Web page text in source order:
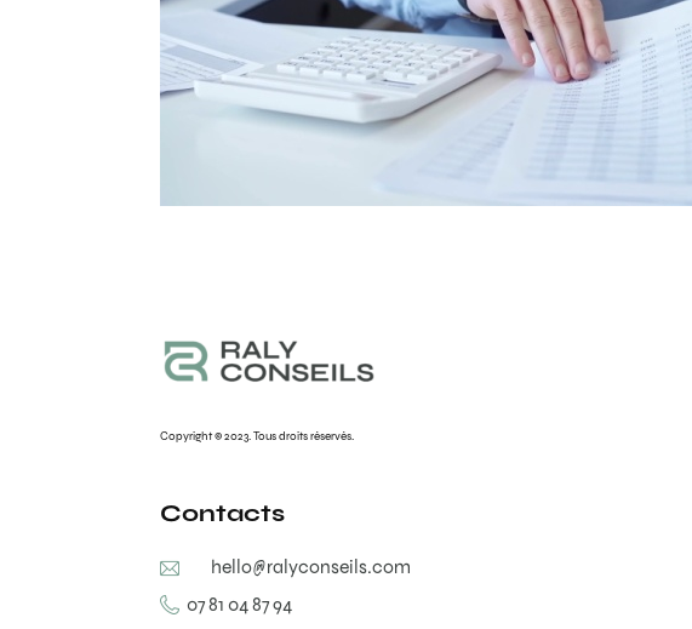
Copyright © 2023. Tous droits réservés.
Contacts
hello@ralyconseils.com
07 81 04 87 94